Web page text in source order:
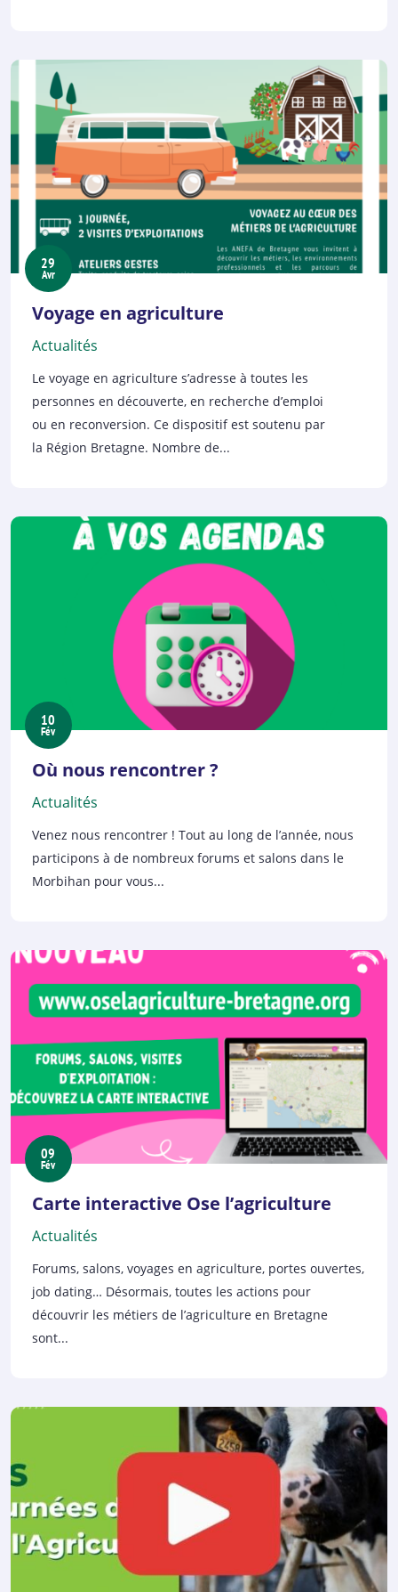
29
Avr
Voyage en agriculture
Actualités
Le voyage en agriculture s’adresse à toutes les
personnes en découverte, en recherche d’emploi
ou en reconversion. Ce dispositif est soutenu par
la Région Bretagne. Nombre de...
10
Fév
Où nous rencontrer ?
Actualités
Venez nous rencontrer ! Tout au long de l’année, nous
participons à de nombreux forums et salons dans le
Morbihan pour vous...
09
Fév
Carte interactive Ose l’agriculture
Actualités
Forums, salons, voyages en agriculture, portes ouvertes,
job dating… Désormais, toutes les actions pour
découvrir les métiers de l’agriculture en Bretagne
sont...